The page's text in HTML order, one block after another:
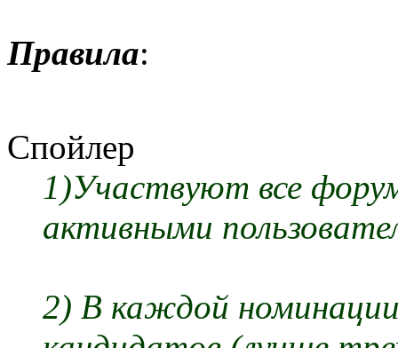
Правила:
Спойлер
1)Участвуют все
активными
2) В каждой